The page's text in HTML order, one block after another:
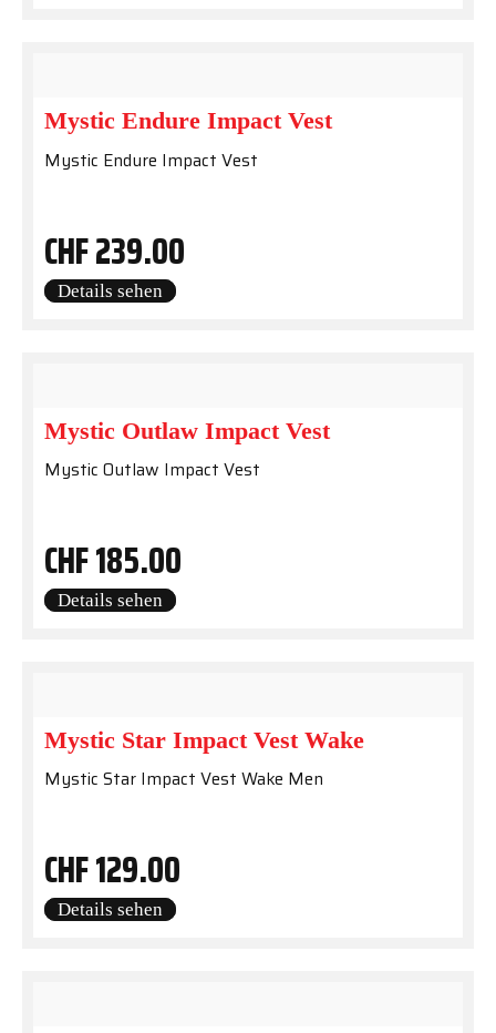
Mystic Endure Impact Vest
Mystic Endure Impact Vest
CHF239.00
Details sehen
Mystic Outlaw Impact Vest
Mystic Outlaw Impact Vest
CHF185.00
Details sehen
Mystic Star Impact Vest Wake
Mystic Star Impact Vest Wake Men
CHF129.00
Details sehen